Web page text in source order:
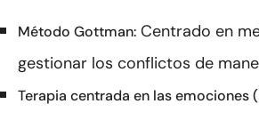
Método Gottman: Centrado en
gestionar los conflictos de
Terapia centrada en las emociones